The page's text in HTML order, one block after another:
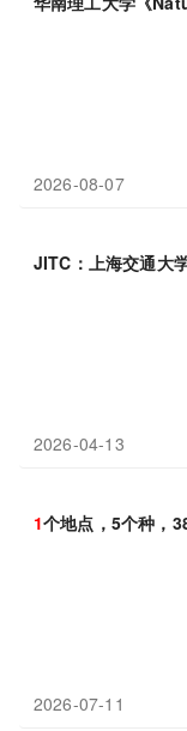
2026-08-07
JITC：上海交通大
2026-04-13
1个地点，5个种，
2026-07-11